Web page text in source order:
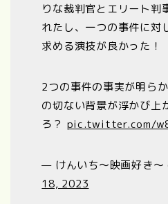
りな裁判官とエリート判
れたし、一つの事件に対
求める演技が良かった！
2つの事件の事実が明ら
の切ない背景が浮かび上
ろ？ pic.twitter.com/
— けんいち〜映画好き〜
18, 2023